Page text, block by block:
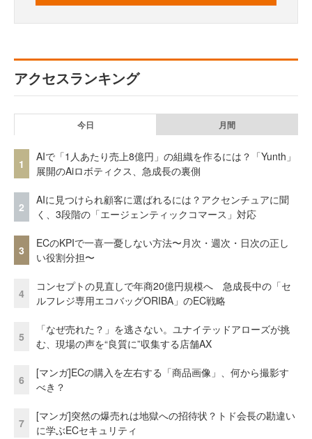
アクセスランキング
今日 月間
1
AIで「1人あたり売上8億円」の組織を作るには？「Yunth」
展開のAiロボティクス、急成長の裏側
2
AIに見つけられ顧客に選ばれるには？アクセンチュアに聞
く、3段階の「エージェンティックコマース」対応
3
ECのKPIで一喜一憂しない方法〜月次・週次・日次の正し
い役割分担〜
4
コンセプトの見直しで年商20億円規模へ 急成長中の「セ
ルフレジ専用エコバッグORIBA」のEC戦略
5
「なぜ売れた？」を逃さない。ユナイテッドアローズが挑
む、現場の声を“良質に”収集する店舗AX
6
[マンガ]ECの購入を左右する「商品画像」、何から撮影す
べき？
7
[マンガ]突然の爆売れは地獄への招待状？トド会長の勘違い
に学ぶECセキュリティ